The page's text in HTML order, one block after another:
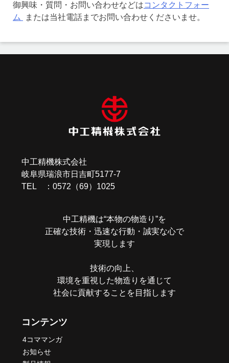
御興味・質問・お問い合わせなどはコンタクトフォー
ム
または当社電話までお問い合わせくださいませ。
投
中工精機株式会社
岐阜県瑞浪市日吉町5177-7
TEL ：0572（69）1025
中工精機は“本物の物造り”を
正確な技術・迅速な行動・誠実な心で
実現します
技術の向上、
環境を重視した物造りを通じて
社会に貢献することを目指します
コンテンツ
4コママンガ
お知らせ